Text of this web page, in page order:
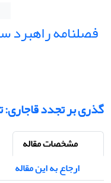
فصلنامه راهبرد
گذری بر تجدد قاجاری:
مشخصات مقاله
ارجاع به این مقاله